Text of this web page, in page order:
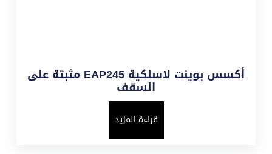
أكسس بوينت لاسلكية EAP245 مثبتة على
السقف
قراءة المزيد